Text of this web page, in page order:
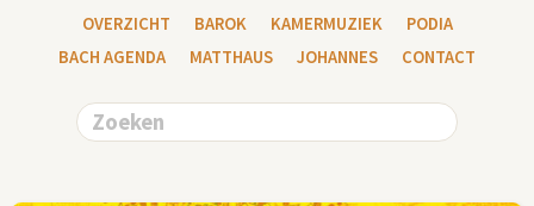
OVERZICHT BAROK KAMERMUZIEK
PODIA
BACH AGENDA
MATTHAUS JOHANNES CONTACT